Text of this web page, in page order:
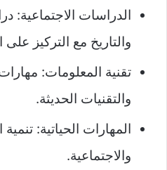
الدراسات الاجتماعية:
والتاريخ مع التركيز
تقنية المعلومات:
والتقنيات الحديثة.
المهارات الحياتية: تنمية
والاجتماعية.